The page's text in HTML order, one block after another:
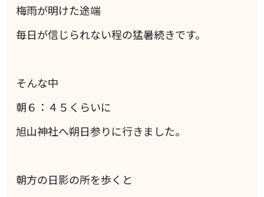
梅雨が明けた途端
毎日が信じられない程の猛暑続きです。
そんな中
朝６：４５くらいに
旭山神社へ朔日参りに行きました。
朝方の日影の所を歩くと